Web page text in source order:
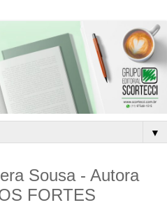
▼
Sousa - Autora
FORTES